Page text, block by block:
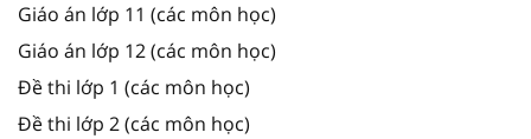
Giáo án lớp 11 (các môn học)
Giáo án lớp 12 (các môn học)
Đề thi lớp 1 (các môn học)
Đề thi lớp 2 (các môn học)